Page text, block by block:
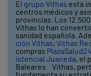
El grupo Vithas está
centros médicos y
provincias. Los
Vithas lo han
sanidad española.
ción Vithas, Vithas
compras PlazaSalud24
istencial Juaneda, el
Baleares. Vithas,